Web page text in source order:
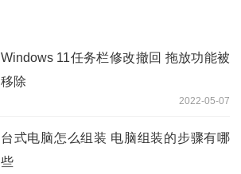
Windows 11任务栏修改撤回 拖放功能被
移除
2022-05-07
台式电脑怎么组装 电脑组装的步骤有哪
些